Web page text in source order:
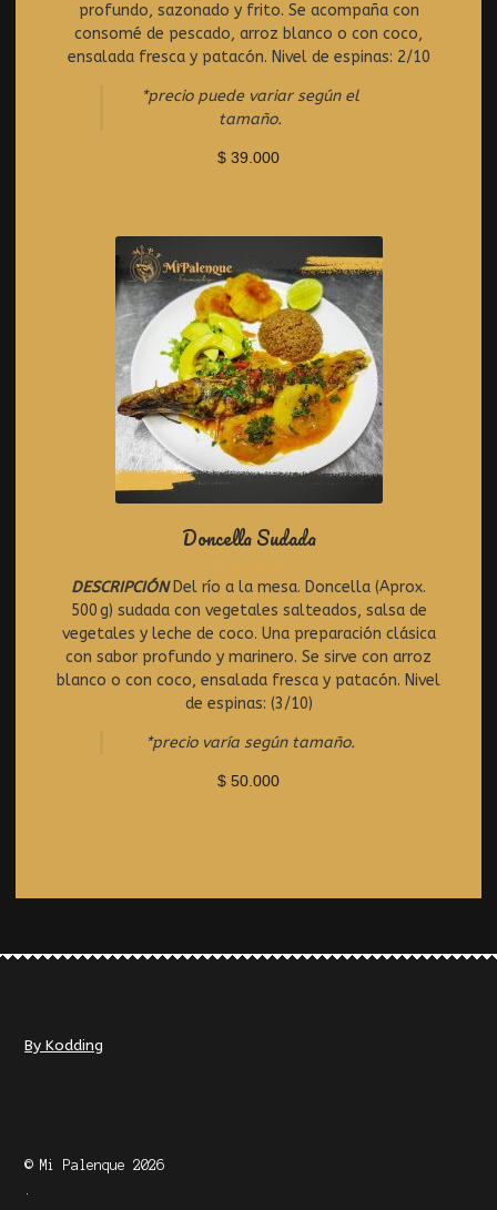
a
t
e
0
profundo, sazonado y frito. Se acompaña con
consomé de pescado, arroz blanco o con coco,
ensalada fresca y patacón. Nivel de espinas: 2/10
*precio puede variar según el
tamaño.
$ 39.000
Doncella Sudada
R
a
t
e
u
o
DESCRIPCIÓN Del río a la mesa. Doncella (Aprox.
500 g) sudada con vegetales salteados, salsa de
vegetales y leche de coco. Una preparación clásica
con sabor profundo y marinero. Se sirve con arroz
blanco o con coco, ensalada fresca y patacón. Nivel
de espinas: (3/10)
*precio varía según tamaño.
$ 50.000
By Kodding
© Mi Palenque 2026